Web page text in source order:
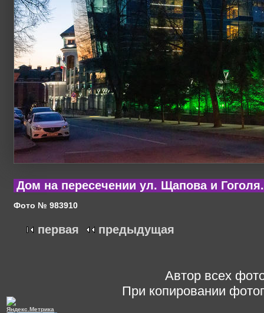
Дом на пересечении ул. Щапова и
Фото № 983910
первая предыдущая
Автор всех
При копировании